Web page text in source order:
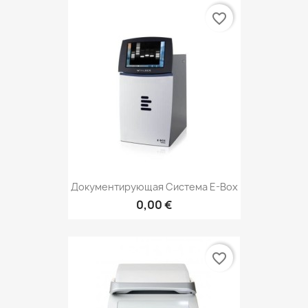
Документирующая Система E-Box
0,00 €
favorite_border
favorite_border